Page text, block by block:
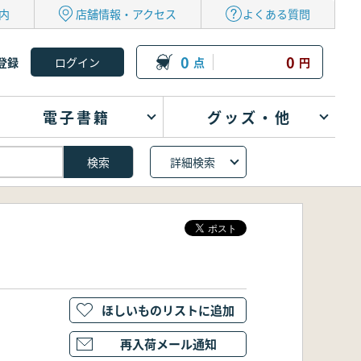
店舗情報・アクセス よくある質問
録 0 点 0 円
電子書籍 グッズ・他
詳細検索
ほしいものリストに追加
再入荷メール通知